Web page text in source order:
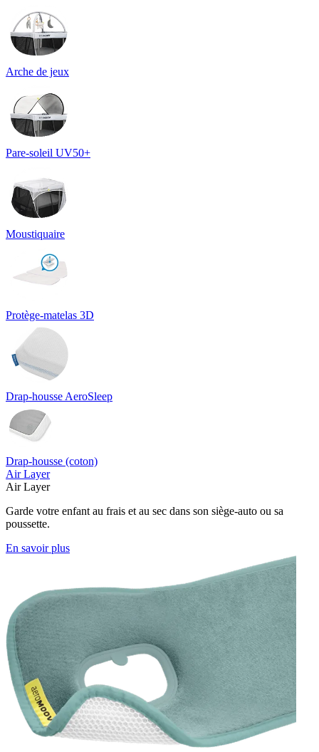
Arche de jeux
Pare-soleil UV50+
Moustiquaire
Protège-matelas 3D
Drap-housse AeroSleep
Drap-housse (coton)
Air Layer
Air Layer
Garde votre enfant au frais et au sec dans son siège-auto ou sa
poussette.
En savoir plus